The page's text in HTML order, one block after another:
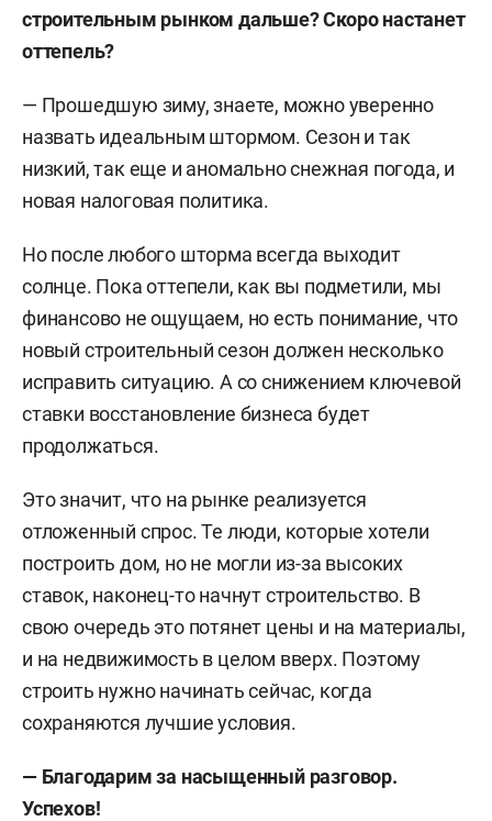
строительным рынком дальше? Скоро настанет
оттепель?
— Прошедшую зиму, знаете, можно уверенно
назвать идеальным штормом. Сезон и так
низкий, так еще и аномально снежная погода, и
новая налоговая политика.
Но после любого шторма всегда выходит
солнце. Пока оттепели, как вы подметили, мы
финансово не ощущаем, но есть понимание, что
новый строительный сезон должен несколько
исправить ситуацию. А со снижением ключевой
ставки восстановление бизнеса будет
продолжаться.
Это значит, что на рынке реализуется
отложенный спрос. Те люди, которые хотели
построить дом, но не могли из-за высоких
ставок, наконец-то начнут строительство. В
свою очередь это потянет цены и на материалы,
и на недвижимость в целом вверх. Поэтому
строить нужно начинать сейчас, когда
сохраняются лучшие условия.
— Благодарим за насыщенный разговор.
Успехов!